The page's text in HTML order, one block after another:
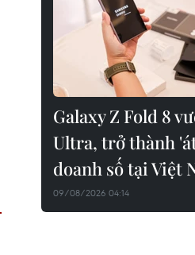
Galaxy Z Fold 8
Ultra, trở thành
doanh số tại Việt
09/08/2026 04:14